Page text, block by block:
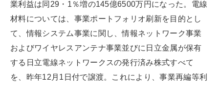
業利益は同29・1％増の145億6500万円になった。電線
材料については、事業ポートフォリオ刷新を目的とし
て、情報システム事業に関し、情報ネットワーク事業
およびワイヤレスアンテナ事業並びに日立金属が保有
する日立電線ネットワークスの発行済み株式すべて
を、昨年12月1日付で譲渡。これにより、事業再編等利